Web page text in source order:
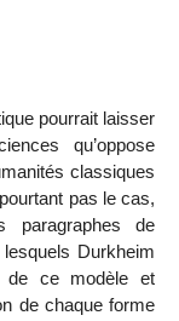
pourrait laisser
qu’oppose
classiques
pas le cas,
paragraphes de
Durkheim
de ce modèle et
de chaque forme